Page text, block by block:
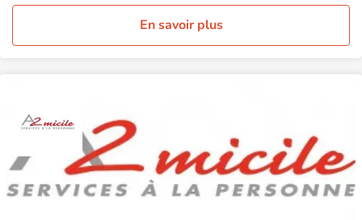
En savoir plus